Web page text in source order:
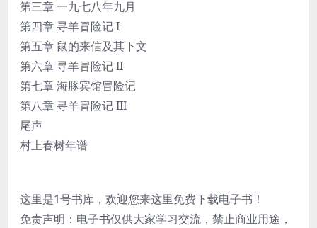
第三章 一九七八年九月
第四章 寻羊冒险记 I
第五章 鼠的来信及其下文
第六章 寻羊冒险记 II
第七章 海豚宾馆冒险记
第八章 寻羊冒险记 III
尾声
村上春树年谱
这里是1号书库，欢迎您来这里免费下载电子书！
免责声明：电子书仅供大家学习交流，禁止商业用途，